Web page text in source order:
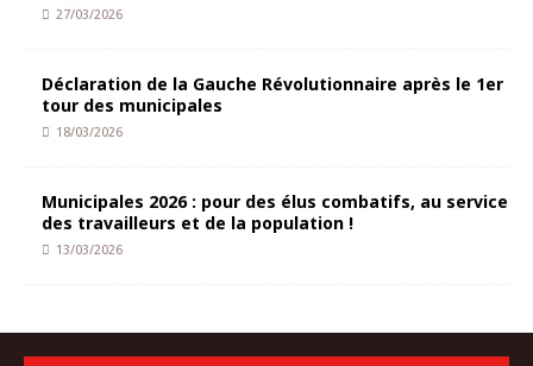
27/03/2026
Déclaration de la Gauche Révolutionnaire après le 1er
tour des municipales
18/03/2026
Municipales 2026 : pour des élus combatifs, au service
des travailleurs et de la population !
13/03/2026